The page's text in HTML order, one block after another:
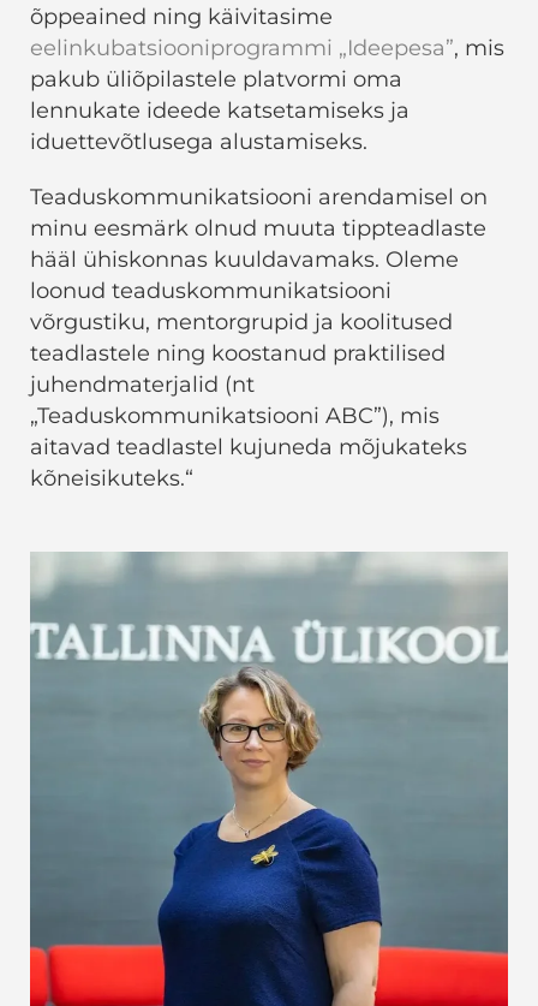
õppeained ning käivitasime
eelinkubatsiooniprogrammi „Ideepesa”, mis
pakub üliõpilastele platvormi oma
lennukate ideede katsetamiseks ja
iduettevõtlusega alustamiseks.
Teaduskommunikatsiooni arendamisel on
minu eesmärk olnud muuta tippteadlaste
hääl ühiskonnas kuuldavamaks. Oleme
loonud teaduskommunikatsiooni
võrgustiku, mentorgrupid ja koolitused
teadlastele ning koostanud praktilised
juhendmaterjalid (nt
„Teaduskommunikatsiooni ABC”), mis
aitavad teadlastel kujuneda mõjukateks
kõneisikuteks.“